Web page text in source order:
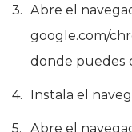
Abre el
google.com/
donde puedes
Instala el
Abre el